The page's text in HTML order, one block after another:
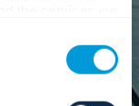
more information